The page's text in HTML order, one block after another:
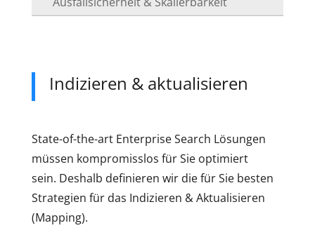
Indizieren & aktualisieren
State-of-the-art Enterprise Search Lösungen
müssen kompromisslos für Sie optimiert
sein. Deshalb definieren wir die für Sie besten
Strategien für das Indizieren & Aktualisieren
(Mapping).